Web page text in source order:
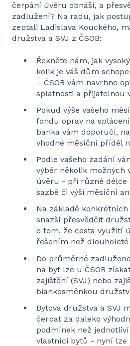
čerpání úvěru obnáší, a
zadlužení? Na radu, jak
zeptali Ladislava Kouckého,
družstva a SVJ z ČSOB:
Řekněte nám, jak
kolik je váš dům
– ČSOB vám navrhne
splatnosti a přijatelnou
Pokud výše vašeho
fondu oprav na
banka vám doporučí,
vhodné měsíční příděl
Podle vašeho zadání
výběr několik možných
úvěru - při různé délce
sazbě či výši měsíční
Na základě
snazší přesvědčit
o tom, že cesta využití
řešením než
Do průměrné
na byt lze u ČSOB
zajištění (SVJ) nebo
biankosměnkou
Bytová družstva a SVJ
čerpat za daleko
podmínek než
vlastníci bytů - nyní lze